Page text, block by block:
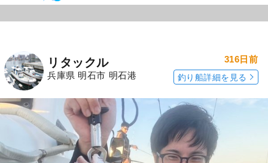
リタックル
兵庫県 明石市 明石港
316日前
釣り船詳細を見る